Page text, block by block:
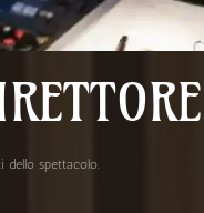
dello spettacolo.